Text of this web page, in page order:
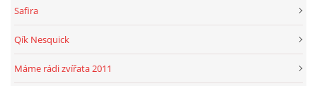
Safira
Qík Nesquick
Máme rádi zvířata 2011